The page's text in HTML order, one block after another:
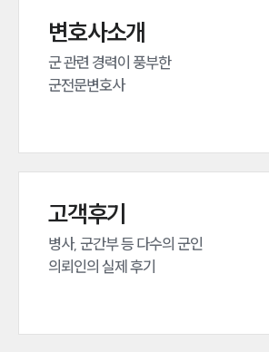
변호사소개
군 관련 경력이 풍부한
군전문변호사
고객후기
병사, 군간부 등 다수의 군인
의뢰인의 실제 후기